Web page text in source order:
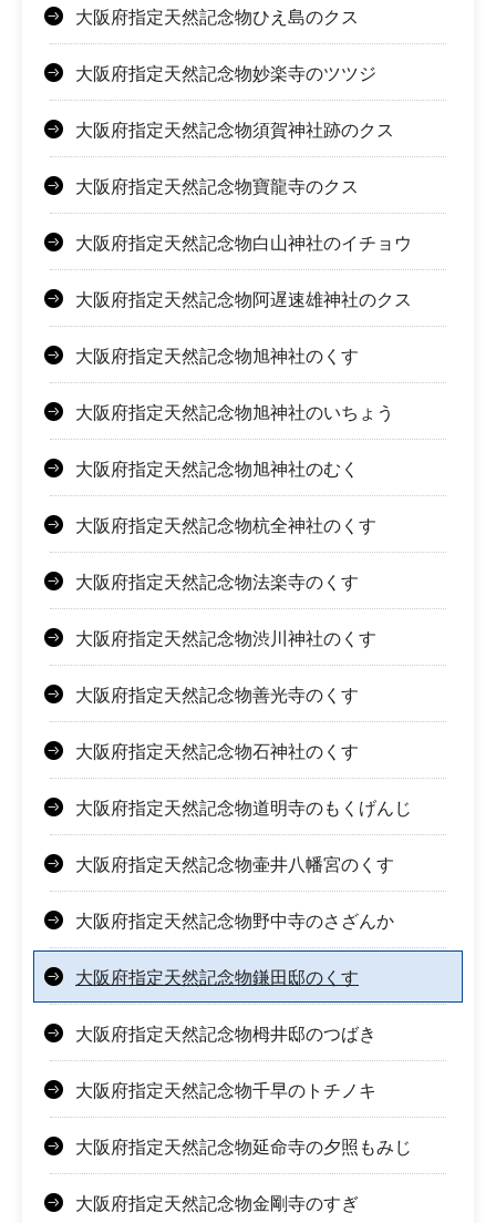
大阪府指定天然記念物ひえ島のクス
大阪府指定天然記念物妙楽寺のツツジ
大阪府指定天然記念物須賀神社跡のクス
大阪府指定天然記念物寶龍寺のクス
大阪府指定天然記念物白山神社のイチョウ
大阪府指定天然記念物阿遅速雄神社のクス
大阪府指定天然記念物旭神社のくす
大阪府指定天然記念物旭神社のいちょう
大阪府指定天然記念物旭神社のむく
大阪府指定天然記念物杭全神社のくす
大阪府指定天然記念物法楽寺のくす
大阪府指定天然記念物渋川神社のくす
大阪府指定天然記念物善光寺のくす
大阪府指定天然記念物石神社のくす
大阪府指定天然記念物道明寺のもくげんじ
大阪府指定天然記念物壷井八幡宮のくす
大阪府指定天然記念物野中寺のさざんか
大阪府指定天然記念物鎌田邸のくす
大阪府指定天然記念物栂井邸のつばき
大阪府指定天然記念物千早のトチノキ
大阪府指定天然記念物延命寺の夕照もみじ
大阪府指定天然記念物金剛寺のすぎ